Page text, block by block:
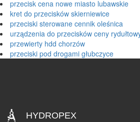
przecisk cena nowe miasto lubawskie
kret do przecisków skierniewice
przeciski sterowane cennik oleśnica
urządzenia do przecisków ceny
przewierty hdd chorzów
przeciski pod drogami głubczyce
HYDROPEX